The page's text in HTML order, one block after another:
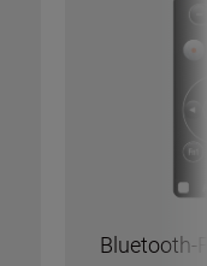
Bluetooth-